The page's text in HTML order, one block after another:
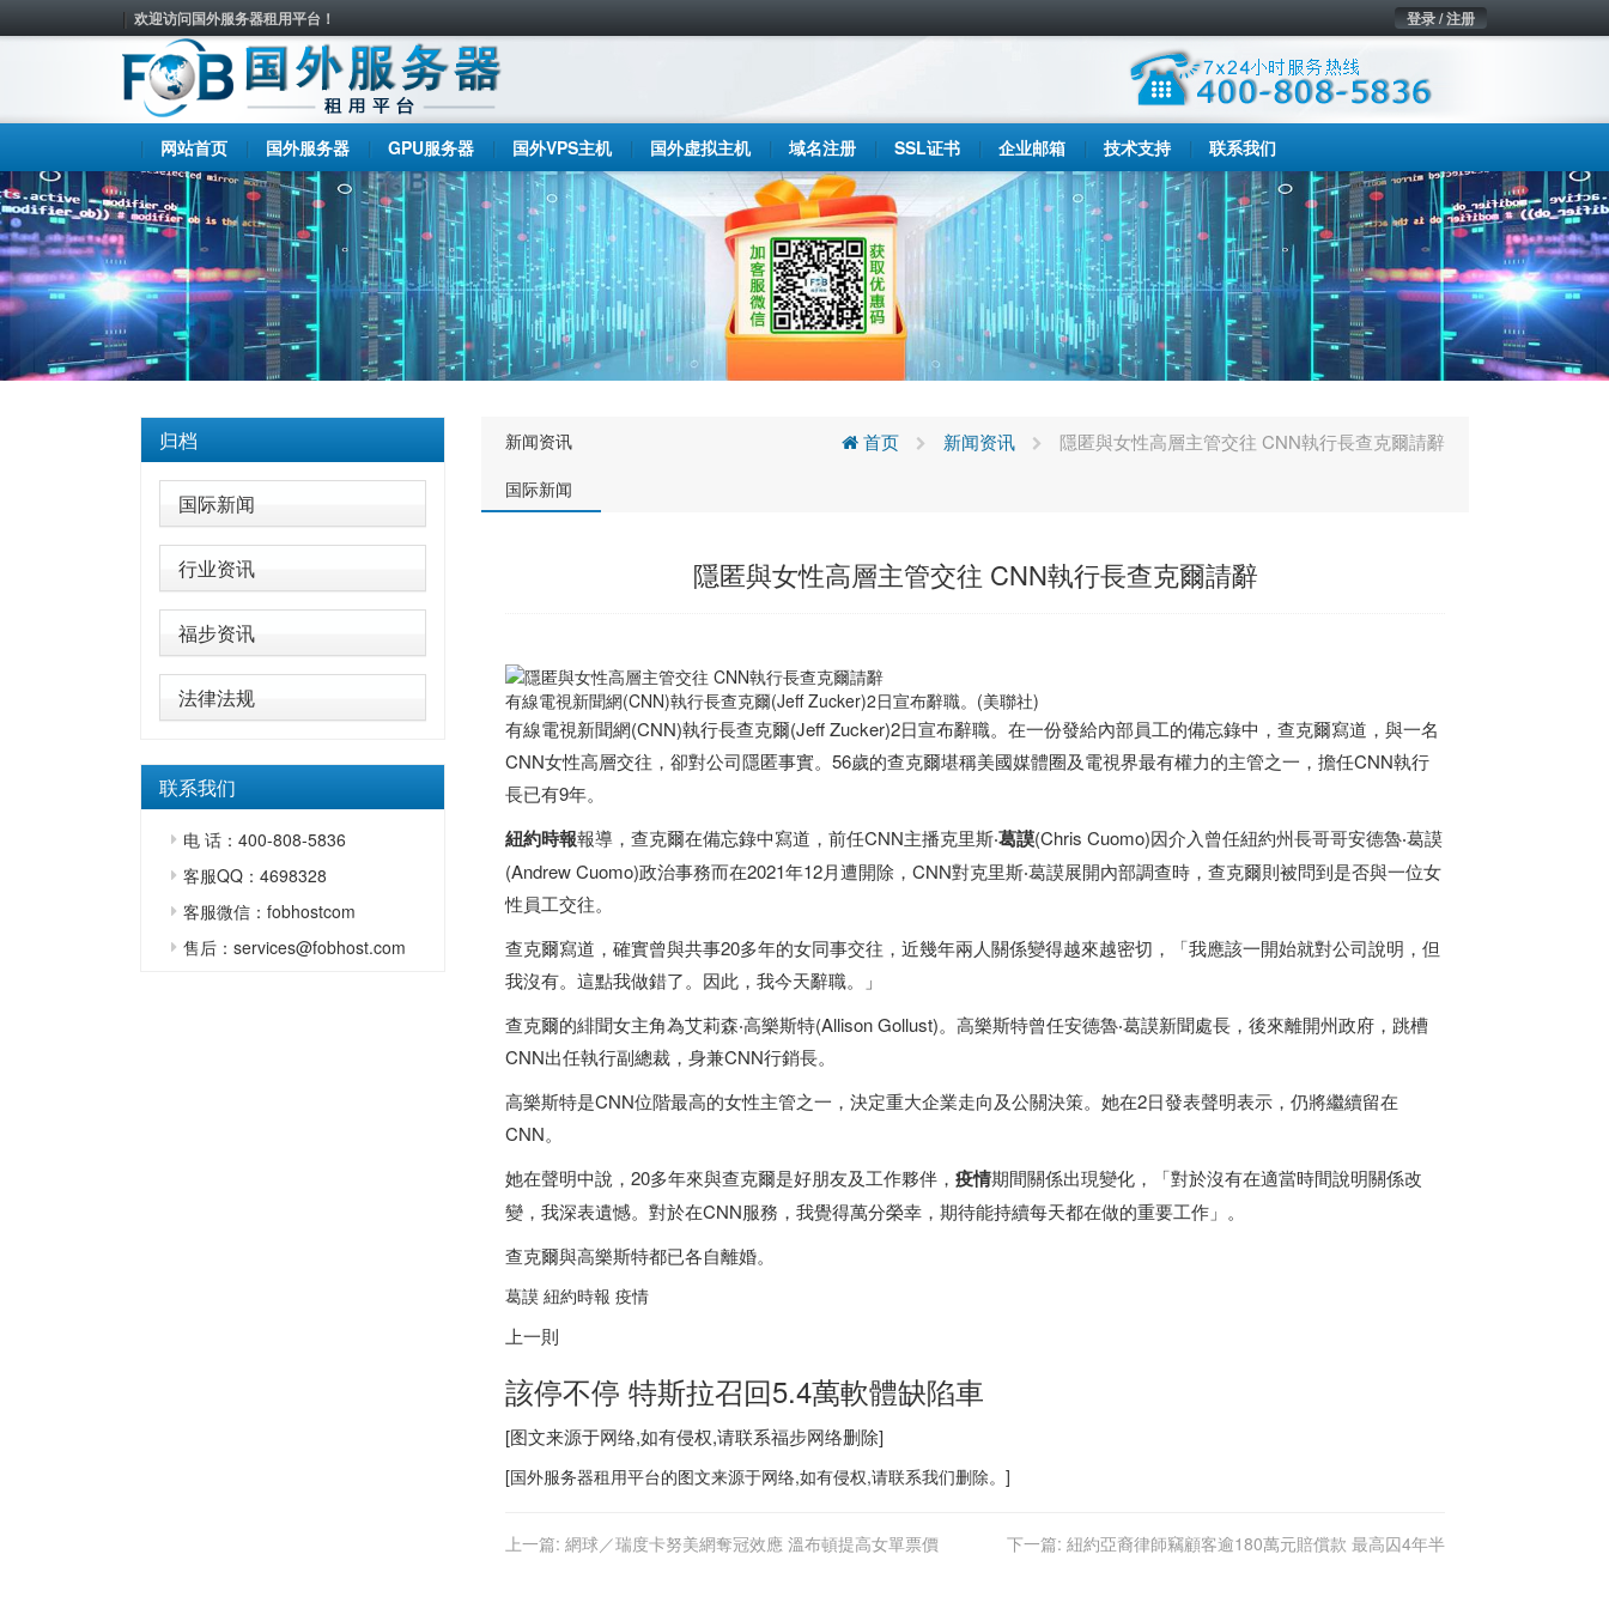
欢迎访问国外服务器租用平台！ 登录 / 注册
网站首页 国外服务器 GPU服务器 国外VPS主机 国外虚拟主机 域名注册 SSL证书 企业邮箱 技术支持 联系我们
归档
国际新闻
行业资讯
福步资讯
法律法规
联系我们
电 话：400-808-5836
客服QQ：4698328
客服微信：fobhostcom
售后：services@fobhost.com
新闻资讯
国际新闻
首页 新闻资讯 隱匿與女性高層主管交往 CNN執行長查克爾請辭
隱匿與女性高層主管交往 CNN執行長查克爾請辭
有線電視新聞網(CNN)執行長查克爾(Jeff Zucker)2日宣布辭職。(美聯社)
有線電視新聞網(CNN)執行長查克爾(Jeff Zucker)2日宣布辭職。在一份發給內部員工的備忘錄中，查克爾寫道，與一名
CNN女性高層交往，卻對公司隱匿事實。56歲的查克爾堪稱美國媒體圈及電視界最有權力的主管之一，擔任CNN執行
長已有9年。
紐約時報報導，查克爾在備忘錄中寫道，前任CNN主播克里斯‧葛謨(Chris Cuomo)因介入曾任紐約州長哥哥安德魯‧葛謨
(Andrew Cuomo)政治事務而在2021年12月遭開除，CNN對克里斯‧葛謨展開內部調查時，查克爾則被問到是否與一位女
性員工交往。
查克爾寫道，確實曾與共事20多年的女同事交往，近幾年兩人關係變得越來越密切，「我應該一開始就對公司說明，但
我沒有。這點我做錯了。因此，我今天辭職。」
查克爾的緋聞女主角為艾莉森‧高樂斯特(Allison Gollust)。高樂斯特曾任安德魯‧葛謨新聞處長，後來離開州政府，跳槽
CNN出任執行副總裁，身兼CNN行銷長。
高樂斯特是CNN位階最高的女性主管之一，決定重大企業走向及公關決策。她在2日發表聲明表示，仍將繼續留在
CNN。
她在聲明中說，20多年來與查克爾是好朋友及工作夥伴， 疫情期間關係出現變化，「對於沒有在適當時間說明關係改
變，我深表遺憾。對於在CNN服務，我覺得萬分榮幸，期待能持續每天都在做的重要工作」。
查克爾與高樂斯特都已各自離婚。
葛謨 紐約時報 疫情
上一則
該停不停 特斯拉召回5.4萬軟體缺陷車
[图文来源于网络,如有侵权,请联系福步网络删除]
[国外服务器租用平台的图文来源于网络,如有侵权,请联系我们删除。]
上一篇: 網球／瑞度卡努美網奪冠效應 溫布頓提高女單票價 下一篇: 紐約亞裔律師竊顧客逾180萬元賠償款 最高囚4年半